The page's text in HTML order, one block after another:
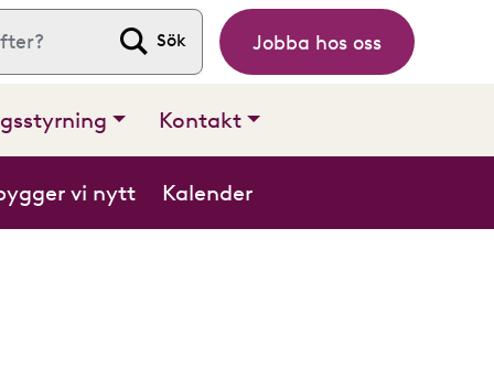
Jobba hos oss
Kontakt
vi nytt Kalender